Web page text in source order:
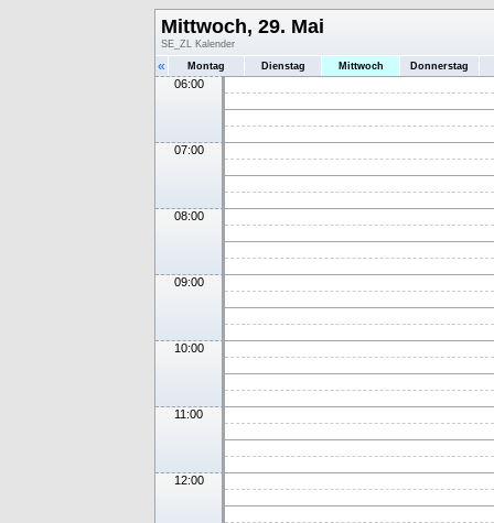
Mittwoch, 29. Mai
SE_ZL Kalender
« Montag Dienstag Mittwoch Donnerstag
06:00
07:00
08:00
09:00
10:00
11:00
12:00